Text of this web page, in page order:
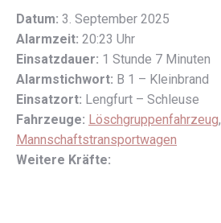
Datum: 3. September 2025
Alarmzeit: 20:23 Uhr
Einsatzdauer: 1 Stunde 7 Minuten
Alarmstichwort: B 1 – Kleinbrand
Einsatzort: Lengfurt – Schleuse
Fahrzeuge: Löschgruppenfahrzeug,
Mannschaftstransportwagen
Weitere Kräfte: